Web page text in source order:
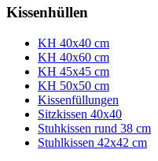
Kissenhüllen
KH 40x40 cm
KH 40x60 cm
KH 45x45 cm
KH 50x50 cm
Kissenfüllungen
Sitzkissen 40x40
Stuhkissen rund 38 cm
Stuhlkissen 42x42 cm